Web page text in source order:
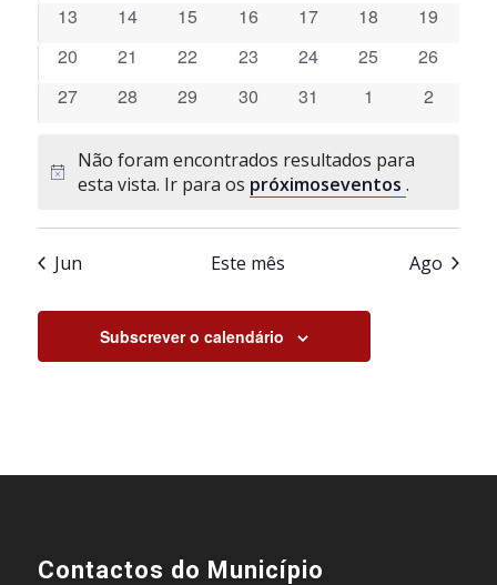
0
13
0
14
0
15
0
16
0
17
0
18
0
19
0
20
0
21
0
22
0
23
0
24
0
25
0
26
0
27
0
28
0
29
0
30
0
31
0
1
0
2
Aviso
Não foram encontrados resultados para
esta vista. Ir para os próximoseventos .
Jun Este mês Ago
Subscrever o calendário
Contactos do Município